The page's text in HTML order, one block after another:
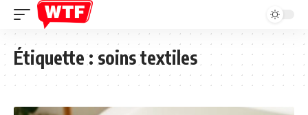
Étiquette :soins textiles